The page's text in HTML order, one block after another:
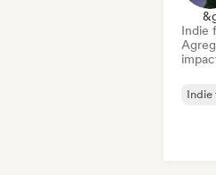
Indie
Indie